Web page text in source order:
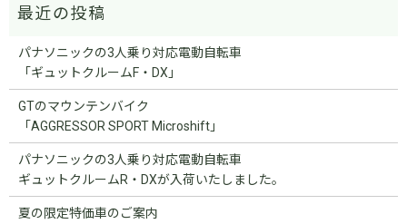
パナソニックの3人乗り対応電動自転車
「ギュットクルームF・DX」
GTのマウンテンバイク
「AGGRESSOR SPORT Microshift」
パナソニックの3人乗り対応電動自転車
ギュットクルームR・DXが入荷いたしました。
夏の限定特価車のご案内